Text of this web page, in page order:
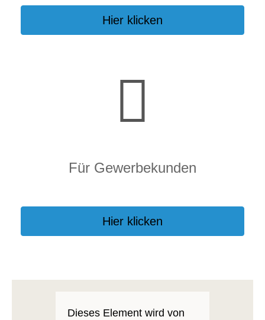
Hier klicken
Für Gewerbekunden
Hier klicken
Dieses Element wird von